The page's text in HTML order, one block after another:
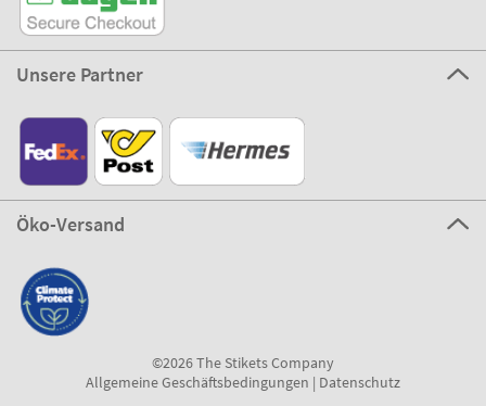
Unsere Partner
Öko-Versand
©2026 The Stikets Company
Allgemeine Geschäftsbedingungen | Datenschutz